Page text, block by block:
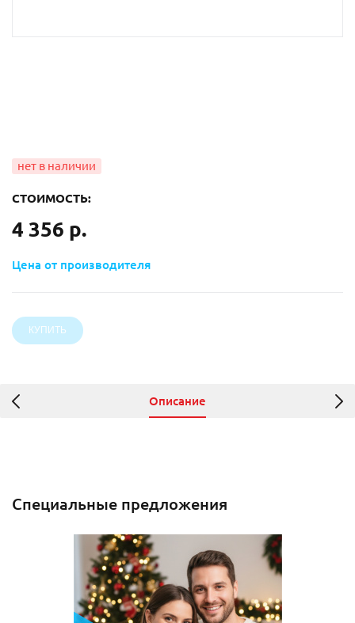
СТОИМОСТЬ:
4 356 р.
Цена от производителя
Описание
Специальные предложения